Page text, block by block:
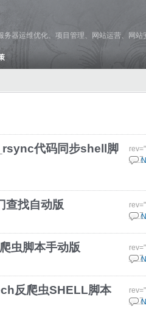
务器运维优化、项目管理、网站运营、网
代码同步shell脚
28 7
查找自动版
28 7
虫脚本手动版
28 7
反爬虫SHELL脚本
28 7